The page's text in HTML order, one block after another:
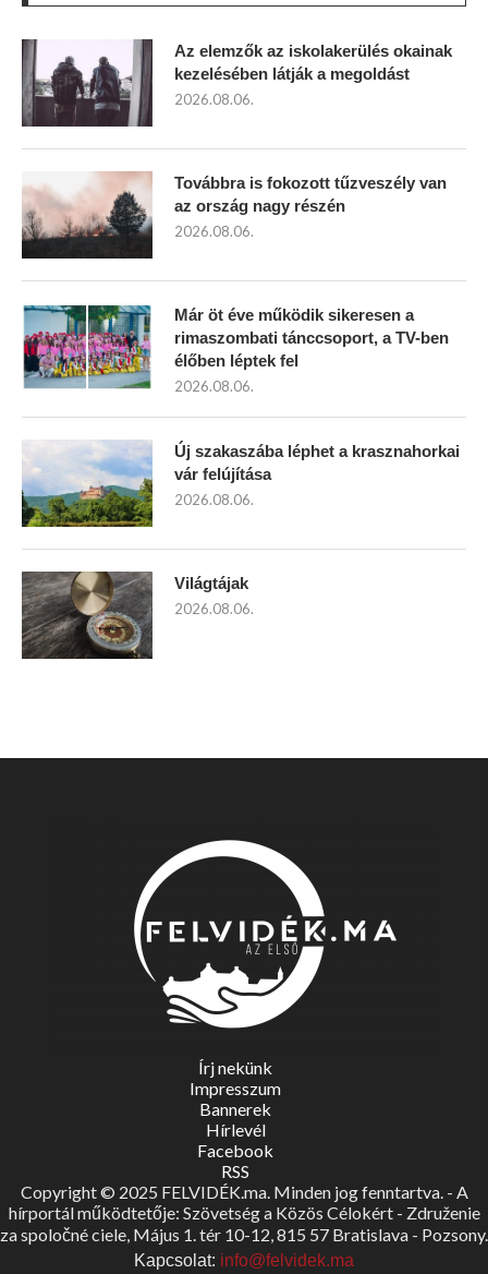
Az elemzők az iskolakerülés okainak
kezelésében látják a megoldást
2026.08.06.
Továbbra is fokozott tűzveszély van
az ország nagy részén
2026.08.06.
Már öt éve működik sikeresen a
rimaszombati tánccsoport, a TV-ben
élőben léptek fel
2026.08.06.
Új szakaszába léphet a krasznahorkai
vár felújítása
2026.08.06.
Világtájak
2026.08.06.
Írj nekünk
Impresszum
Bannerek
Hírlevél
Facebook
RSS
Copyright © 2025 FELVIDÉK.ma. Minden jog fenntartva. - A
hírportál működtetője: Szövetség a Közös Célokért - Združenie
za spoločné ciele, Május 1. tér 10-12, 815 57 Bratislava - Pozsony.
Kapcsolat: info@felvidek.ma